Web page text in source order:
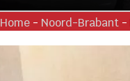
Home - Noord-Brabant -